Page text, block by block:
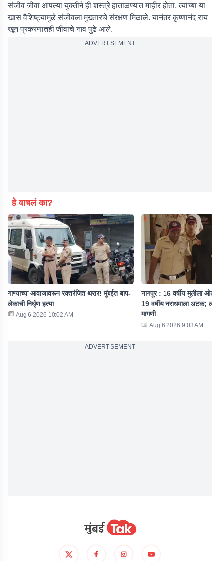
संजीव जीवा आपल्या युक्तीने ही शस्त्रे हाताळण्यात माहीर होता. त्यांच्या या
खास वैशिष्ट्यामुळे संजीवला मुख्तारचे संरक्षण मिळाले. यानंतर कृष्णानंद राय
खून प्रकरणातही जीवाचे नाव पुढे आले.
ADVERTISEMENT
हे वाचलं का?
गाण्याच्या आवाजावरून रक्तरंजित थरार! मुंबईत बाप-
लेकाची निर्घृण हत्या
Aug 6 2026 10:02 AM
नागपूर : 16 वर्षीय मुलीला
19 वर्षीय नराधमाला अटक;
मागणी
Aug 6 2026 9:03 AM
ADVERTISEMENT